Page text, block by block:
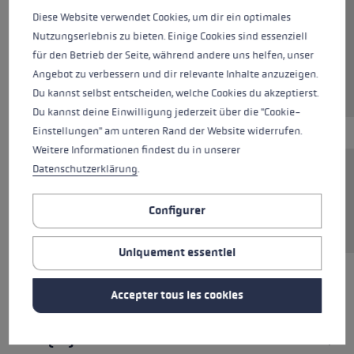
Couleurs black
Plus disponible
Pointe robuste qui garantit une utilisation
presque tous les terrains.
TOUTES LES CARACTÉRISTIQUES
Diese Website verwendet Cookies, um dir ein optimales
Nutzungserlebnis zu bieten. Einige Cookies sind essenziell
für den Betrieb der Seite, während andere uns helfen, unser
Angebot zu verbessern und dir relevante Inhalte anzuzeigen.
Du kannst selbst entscheiden, welche Cookies du akzeptierst.
Du kannst deine Einwilligung jederzeit über die "Cookie-
Einstellungen" am unteren Rand der Website widerrufen.
Weitere Informationen findest du in unserer
Datenschutzerklärung.
Configurer
Uniquement essentiel
Accepter tous les cookies